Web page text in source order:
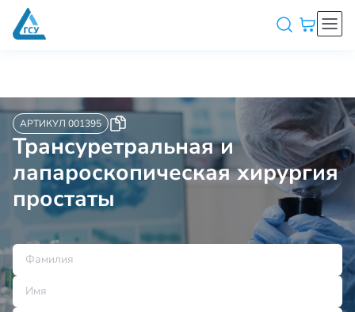
АРТИКУЛ 001395
Трансуретральная и
лапароскопическая хирургия
простаты